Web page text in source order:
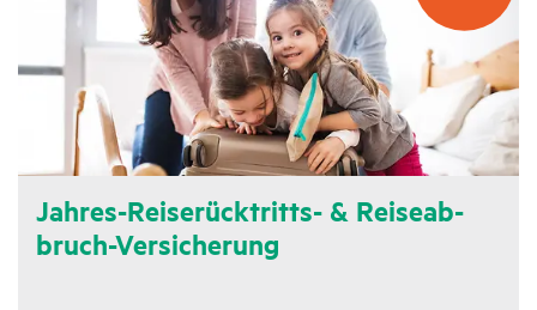
Jahres-Reise­rück­tritts- & Reise­ab­
bruch-Versi­che­rung